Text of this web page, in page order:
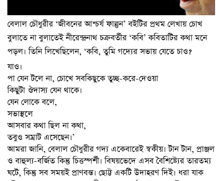
বেলাল চৌধুরীর ‘জীবনের আশ্চর্য ফাল্গুন’ বইটির প্রথম লেখায় চোখ
বুলাতে না বুলাতেই নীরেন্দ্রনাথ চক্রবর্তীর ‘কবি’ কবিতাটির কথা মনে
পড়ল। তিনি লিখেছিলেন, ‘কবি, তুমি গদ্যের সভায় যেতে চাও?
যাও।
পাযেন টলে না, চোখে সবকিছুকে তুচ্ছ-করে-দেওয়া
কিছুটা ঔদাস্য যেন থাকে।
যেন লোকে বলে,
সভাস্থলে
আসবার কথা ছিল না কথা,
তবুও সম্রাট এসেছেন।’
আমরা জানি, বেলাল চৌধুরীর গদ্য একেবারেই স্বকীয়। টান টান, প্রাঞ্জল
ও বাহুল্য-বর্জিত কিন্তু চিত্তস্পর্শী। বিষয়ভেদে এসব বৈশিষ্ট্যের তারতম্য
ঘটে, কিন্তু সব সময়ই প্রাণবন্ত। ছোট্ট একটি উদাহরণ দিই। ধরা যাক